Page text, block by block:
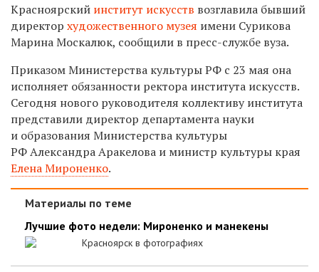
Красноярский институт искусств возглавила бывший
директор художественного музея имени Сурикова
Марина Москалюк, сообщили в пресс-службе вуза.
Приказом Министерства культуры РФ с 23 мая она
исполняет обязанности ректора института искусств.
Сегодня нового руководителя коллективу института
представили директор департамента науки
и образования Министерства культуры
РФ Александра Аракелова и министр культуры края
Елена Мироненко.
Материалы по теме
Лучшие фото недели: Мироненко и манекены
Красноярск в фотографиях